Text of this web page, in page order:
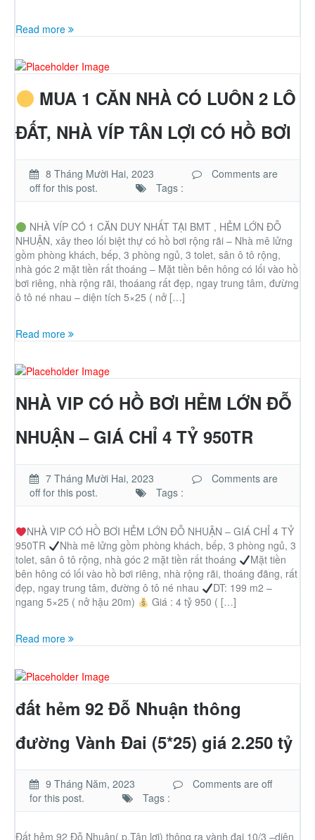
Read more
MUA 1 CĂN NHÀ CÓ LUÔN 2 LÔ
ĐẤT, NHÀ VÍP TÂN LỢI CÓ HỒ BƠI
8 Tháng Mười Hai, 2023
Comments are
off for this post.
Tags :
NHÀ VÍP CÓ 1 CĂN DUY NHẤT TẠI BMT , HẺM LỚN ĐỖ
NHUẬN, xây theo lối biệt thự có hồ bơi rộng rãi – Nhà mê lửng
gồm phòng khách, bếp, 3 phòng ngủ, 3 tolet, sân ô tô rộng,
nhà góc 2 mặt tiền rất thoáng – Mặt tiền bên hông có lối vào hồ
bơi riêng, nhà rộng rãi, thoáang rất đẹp, ngay trung tâm, đưừng
ô tô né nhau – diện tích 5×25 ( nở […]
Read more
NHÀ VIP CÓ HỒ BƠI HẺM LỚN ĐỖ
NHUẬN – GIÁ CHỈ 4 TỶ 950TR
7 Tháng Mười Hai, 2023
Comments are
off for this post.
Tags :
NHÀ VIP CÓ HỒ BƠI HẺM LỚN ĐỖ NHUẬN – GIÁ CHỈ 4 TỶ
950TR
Nhà mê lửng gồm phòng khách, bếp, 3 phòng ngủ, 3
tolet, sân ô tô rộng, nhà góc 2 mặt tiền rất thoáng
Mặt tiền
bên hông có lối vào hồ bơi riêng, nhà rộng rãi, thoáng đãng, rất
đẹp, ngay trung tâm, đường ô tô né nhau
DT: 199 m2 –
ngang 5×25 ( nở hậu 20m)
Giá : 4 tỷ 950 ( […]
Read more
đất hẻm 92 Đỗ Nhuận thông
đường Vành Đai (5*25) giá 2.250 tỷ
9 Tháng Năm, 2023
Comments are off
for this post.
Tags :
Đất hẻm 92 Đỗ Nhuận( p.Tân lợi) thông ra vành đai 10/3 –diện